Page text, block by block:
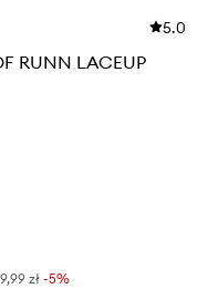
5.0
RUNN LACEUP
zł -5%